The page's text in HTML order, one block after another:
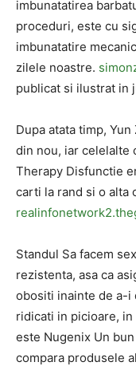
imbunatatirea
proceduri, este cu
imbunatatire
zilele noastre.
publicat si ilustrat in
Dupa atata timp,
din nou, iar celelalte
Therapy Disfunctie
carti la rand si o alta
Standul Sa facem
rezistenta, asa ca
obositi inainte de a-i
ridicati in picioare,
este Nugenix Un
compara produsele